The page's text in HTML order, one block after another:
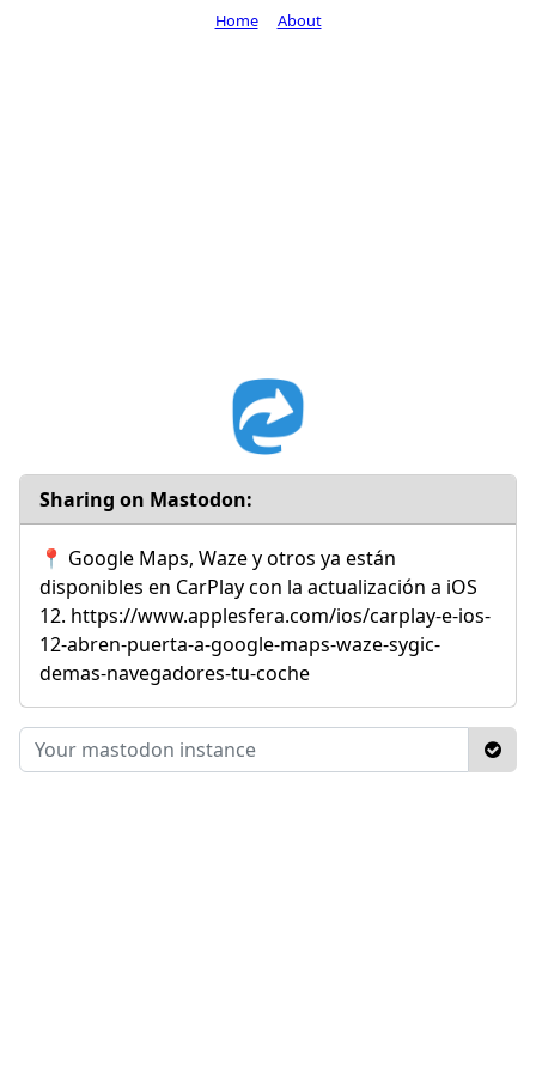
Sharing on Mastodon:
📍 Google Maps, Waze y otros ya están
disponibles en CarPlay con la actualización a iOS
12. https://www.applesfera.com/ios/carplay-e-ios-
12-abren-puerta-a-google-maps-waze-sygic-
demas-navegadores-tu-coche
Home About